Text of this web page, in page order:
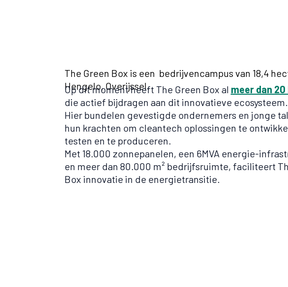
The Green Box is een bedrijvencampus van 18,4
Hengelo, Overijssel.
Op dit moment heeft The Green Box al meer dan
die actief bijdragen aan dit innovatieve ecosysteem.
Hier bundelen gevestigde ondernemers en jonge
hun krachten om cleantech oplossingen te
testen en te produceren.
Met 18.000 zonnepanelen, een 6MVA energie-
en meer dan 80.000 m² bedrijfsruimte, faciliteert
Box innovatie in de energietransitie.